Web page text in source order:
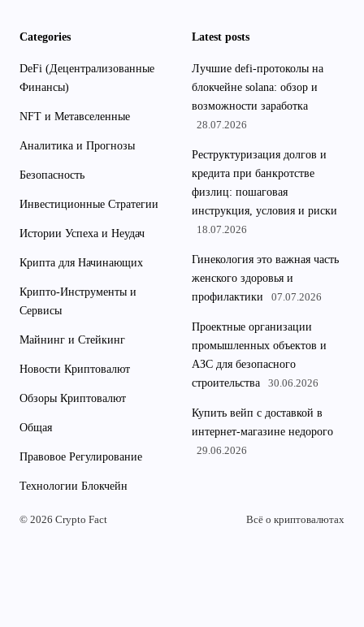
Categories
DeFi (Децентрализованные
Финансы)
NFT и Метавселенные
Аналитика и Прогнозы
Безопасность
Инвестиционные Стратегии
Истории Успеха и Неудач
Крипта для Начинающих
Крипто-Инструменты и
Сервисы
Майнинг и Стейкинг
Новости Криптовалют
Обзоры Криптовалют
Общая
Правовое Регулирование
Технологии Блокчейн
Latest posts
Лучшие defi-протоколы на
блокчейне solana: обзор и
возможности заработка
28.07.2026
Реструктуризация долгов и
кредита при банкротстве
физлиц: пошаговая
инструкция, условия и риски
18.07.2026
Гинекология это важная часть
женского здоровья и
профилактики
07.07.2026
Проектные организации
промышленных объектов и
АЗС для безопасного
строительства
30.06.2026
Купить вейп с доставкой в
интернет-магазине недорого
29.06.2026
© 2026 Crypto Fact Всё о криптовалютах